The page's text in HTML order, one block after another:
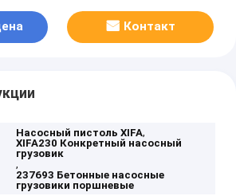
Контакт
Насосный пистоль XIFA,
XIFA230 Конкретный насосный
грузовик
,
237693 Бетонные насосные
грузовики поршневые